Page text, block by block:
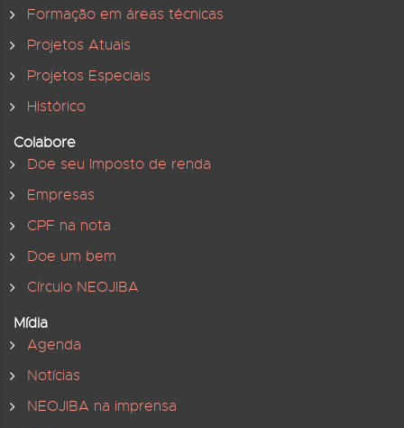
Formação em áreas técnicas
Projetos Atuais
Projetos Especiais
Histórico
Colabore
Doe seu Imposto de renda
Empresas
CPF na nota
Doe um bem
Círculo NEOJIBA
Mídia
Agenda
Notícias
NEOJIBA na imprensa